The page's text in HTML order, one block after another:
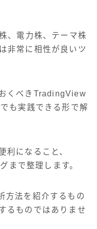
、電力株、テーマ株
非常に相性が良いツ
くべきTradingView
も実践できる形で解
利になること、
まで整理します。
方法を紹介するもの
るものではありませ